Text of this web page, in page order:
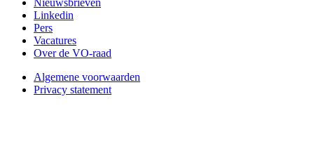
Nieuwsbrieven
Linkedin
Pers
Vacatures
Over de VO-raad
Algemene voorwaarden
Privacy statement